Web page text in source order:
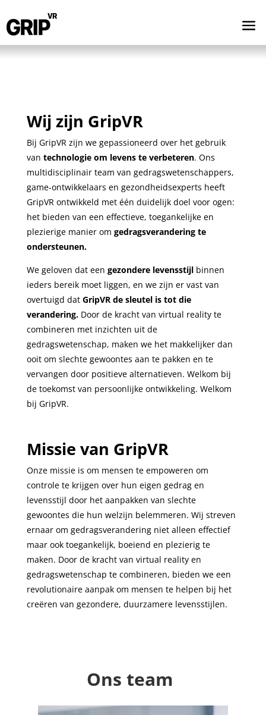
Wij zijn GripVR
Bij GripVR zijn we gepassioneerd over het gebruik
van technologie om levens te verbeteren. Ons
multidisciplinair team van gedragswetenschappers,
game-ontwikkelaars en gezondheidsexperts heeft
GripVR ontwikkeld met één duidelijk doel voor ogen:
het bieden van een effectieve, toegankelijke en
plezierige manier om gedragsverandering te
ondersteunen.
We geloven dat een gezondere levensstijl binnen
ieders bereik moet liggen, en we zijn er vast van
overtuigd dat GripVR de sleutel is tot die
verandering. Door de kracht van virtual reality te
combineren met inzichten uit de
gedragswetenschap, maken we het makkelijker dan
ooit om slechte gewoontes aan te pakken en te
vervangen door positieve alternatieven. Welkom bij
de toekomst van persoonlijke ontwikkeling. Welkom
bij GripVR.
Missie van GripVR
Onze missie is om mensen te empoweren om
controle te krijgen over hun eigen gedrag en
levensstijl door het aanpakken van slechte
gewoontes die hun welzijn belemmeren. Wij streven
ernaar om gedragsverandering niet alleen effectief
maar ook toegankelijk, boeiend en plezierig te
maken. Door de kracht van virtual reality en
gedragswetenschap te combineren, bieden we een
revolutionaire aanpak om mensen te helpen bij het
creëren van gezondere, duurzamere levensstijlen.
Ons team